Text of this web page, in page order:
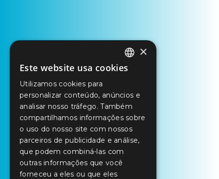
PORTUGUESE
ENGLISH
SPANISH
×
Este website usa cookies
Utilizamos cookies para
personalizar conteúdo, anúncios e
analisar nosso tráfego. Também
compartilhamos informações sobre
o uso do nosso site com nossos
parceiros de publicidade e análise,
que podem combiná-las com
outras informações que você
forneceu a eles ou que eles